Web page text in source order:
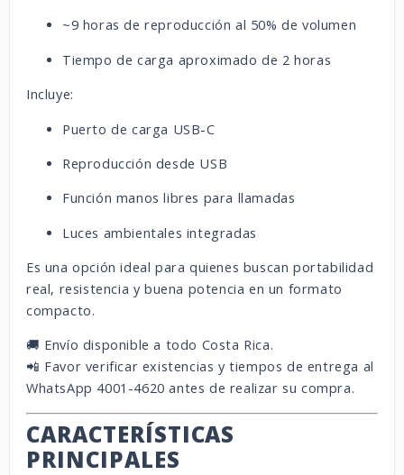
~9 horas de reproducción al 50% de volumen
Tiempo de carga aproximado de 2 horas
Incluye:
Puerto de carga USB-C
Reproducción desde USB
Función manos libres para llamadas
Luces ambientales integradas
Es una opción ideal para quienes buscan portabilidad
real, resistencia y buena potencia en un formato
compacto.
🚚 Envío disponible a todo Costa Rica.
📲 Favor verificar existencias y tiempos de entrega al
WhatsApp 4001-4620 antes de realizar su compra.
CARACTERÍSTICAS
PRINCIPALES